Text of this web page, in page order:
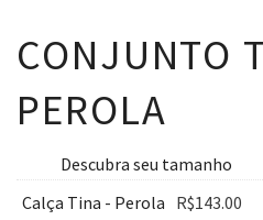
CONJUNTO
PEROLA
Descubra seu tamanho
Calça Tina - Perola R$143.00